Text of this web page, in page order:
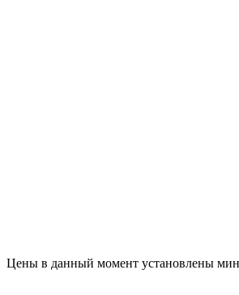
Цены в данный момент установлены